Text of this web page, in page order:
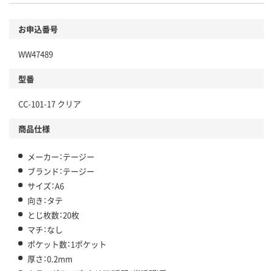
お申込番号
WW47489
型番
CC-101-17 クリア
商品仕様
メーカー：テージー
ブランド：テージー
サイズ：A6
向き：タテ
とじ枚数：20枚
マチ：なし
ポケット数：1ポケット
厚さ：0.2mm